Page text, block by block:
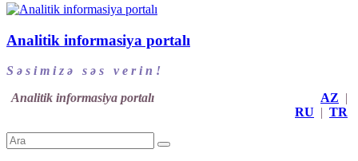
Analitik informasiya portalı
S ə s i m i z ə s ə s v e r i n !
Analitik informasiya portalı
AZ |
RU | TR